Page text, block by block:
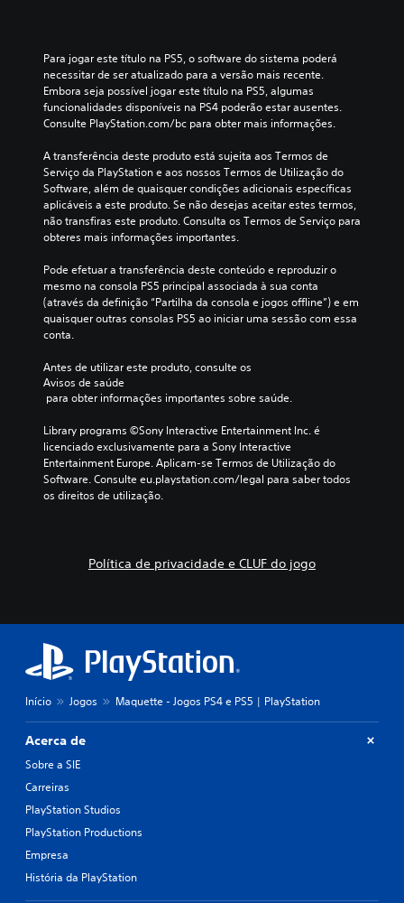
Para jogar este título na PS5, o software do sistema poderá
necessitar de ser atualizado para a versão mais recente.
Embora seja possível jogar este título na PS5, algumas
funcionalidades disponíveis na PS4 poderão estar ausentes.
Consulte PlayStation.com/bc para obter mais informações.
A transferência deste produto está sujeita aos Termos de
Serviço da PlayStation e aos nossos Termos de Utilização do
Software, além de quaisquer condições adicionais específicas
aplicáveis a este produto. Se não desejas aceitar estes termos,
não transfiras este produto. Consulta os Termos de Serviço para
obteres mais informações importantes.
Pode efetuar a transferência deste conteúdo e reproduzir o
mesmo na consola PS5 principal associada à sua conta
(através da definição “Partilha da consola e jogos offline”) e em
quaisquer outras consolas PS5 ao iniciar uma sessão com essa
conta.
Antes de utilizar este produto, consulte os
Avisos de saúde
para obter informações importantes sobre saúde.
Library programs ©Sony Interactive Entertainment Inc. é
licenciado exclusivamente para a Sony Interactive
Entertainment Europe. Aplicam-se Termos de Utilização do
Software. Consulte eu.playstation.com/legal para saber todos
os direitos de utilização.
Política de privacidade e CLUF do jogo
Início Jogos Maquette - Jogos PS4 e PS5 | PlayStation
Acerca de
Sobre a SIE
Carreiras
PlayStation Studios
PlayStation Productions
Empresa
História da PlayStation